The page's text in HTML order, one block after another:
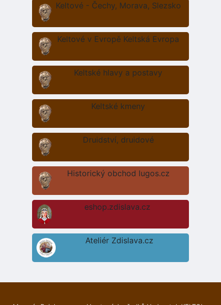
Keltové - Čechy, Morava, Slezsko
Keltové v Evropě Keltská Evropa
Keltské hlavy a postavy
Keltské kmeny
Druidství, druidové
Historický obchod lugos.cz
eshop.zdislava.cz
Ateliér Zdislava.cz